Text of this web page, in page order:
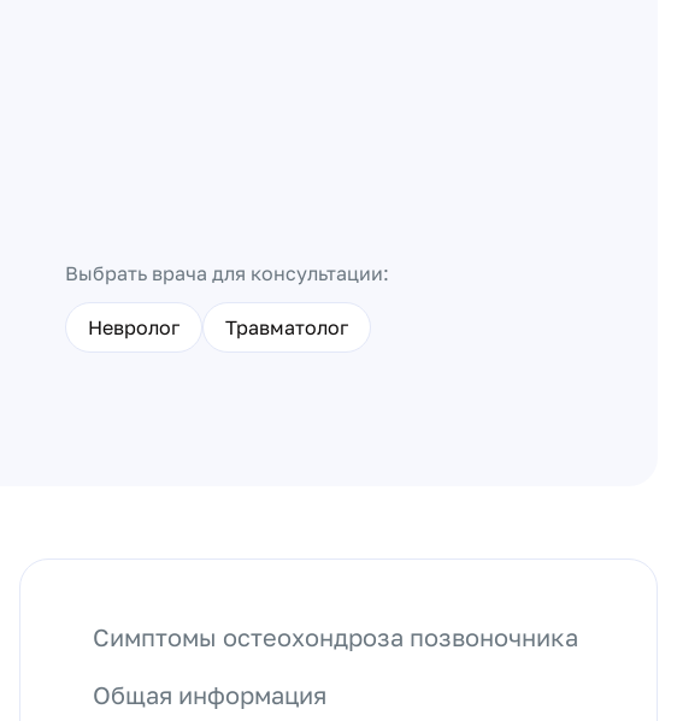
Выбрать врача для консультации:
Невролог Травматолог
Симптомы остеохондроза позвоночника
Общая информация